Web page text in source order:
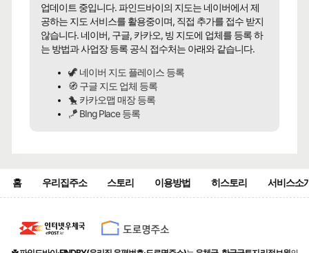
업데이트 중입니다. 파인드바이의 지도는 네이버에서 제
공하는 지도 서비스를 활용중이며, 직접 추가를 접수 받지
않습니다. 네이버, 구글, 카카오, 빙 지도에 업체를 등록 하
는 방법과 사업장 등록 공식 접수처는 아래와 같습니다.
🦖 네이버 지도 플레이스 등록
🧭 구글 지도 업체 등록
🐤 카카오맵 매장 등록
🪁 BIng Place 등록
홈 우리집주소 스토리 이용방법 히스토리 서비스소